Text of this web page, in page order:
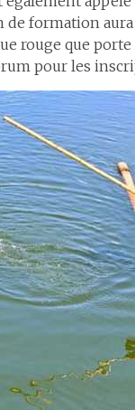
de formation
rouge que
pour les